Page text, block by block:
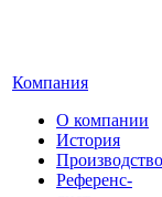
Компания
О компании
История
Производство
Референс-